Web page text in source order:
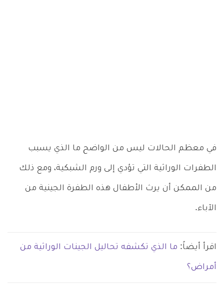
في معظم الحالات ليس من الواضح ما الذي يسبب
الطفرات الوراثية التي تؤدي إلى ورم الشبكية، ومع ذلك
من الممكن أن يرث الأطفال هذه الطفرة الجينية من
الآباء.
اقرأ أيضاً: ما الذي تكشفه تحاليل الجينات الوراثية من
أمراض؟